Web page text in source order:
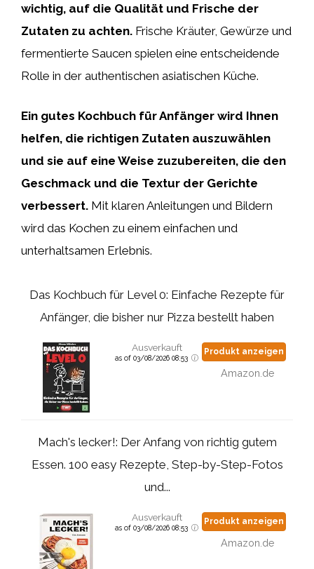
wichtig, auf die Qualität und Frische der
Zutaten zu achten. Frische Kräuter, Gewürze und
fermentierte Saucen spielen eine entscheidende
Rolle in der authentischen asiatischen Küche.
Ein gutes Kochbuch für Anfänger wird Ihnen
helfen, die richtigen Zutaten auszuwählen
und sie auf eine Weise zuzubereiten, die den
Geschmack und die Textur der Gerichte
verbessert. Mit klaren Anleitungen und Bildern
wird das Kochen zu einem einfachen und
unterhaltsamen Erlebnis.
Das Kochbuch für Level 0: Einfache Rezepte für
Anfänger, die bisher nur Pizza bestellt haben
Ausverkauft
as of 03/08/2026 08:53
Produkt anzeigen
Amazon.de
Mach's lecker!: Der Anfang von richtig gutem
Essen. 100 easy Rezepte, Step-by-Step-Fotos
und...
Ausverkauft
as of 03/08/2026 08:53
Produkt anzeigen
Amazon.de